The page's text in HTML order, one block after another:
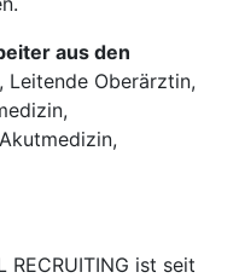
aus den
Leitende Oberärztin,
RECRUITING ist seit